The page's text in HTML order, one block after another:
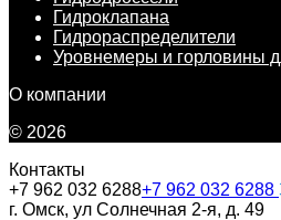
Гидроклапана
Гидрораспределители
Уровнемеры и горловины
О компании
© 2026
Контакты
+7 962 032 6288+7 962 032 6288
г. Омск, ул Солнечная 2-я, д. 49